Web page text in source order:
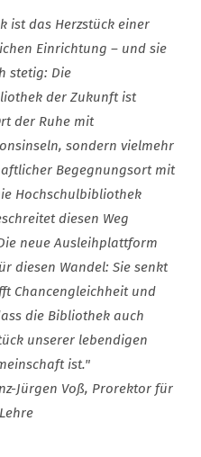
ist das Herzstück einer
Einrichtung – und sie
stetig: Die
der Zukunft ist
der Ruhe mit
sondern vielmehr
Begegnungsort mit
Hochschulbibliothek
diesen Weg
neue Ausleihplattform
diesen Wandel: Sie senkt
Chancengleichheit und
die Bibliothek auch
unserer lebendigen
ist."
Jürgen Voß, Prorektor für